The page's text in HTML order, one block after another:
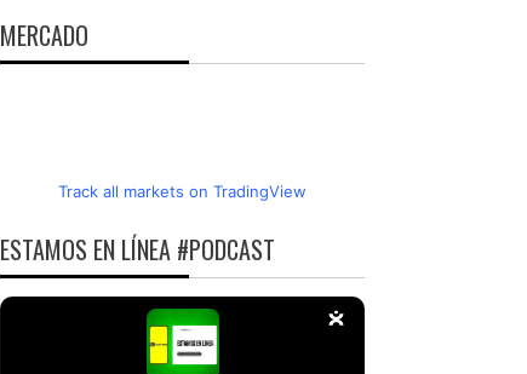
MERCADO
Track all markets on TradingView
ESTAMOS EN LÍNEA #PODCAST